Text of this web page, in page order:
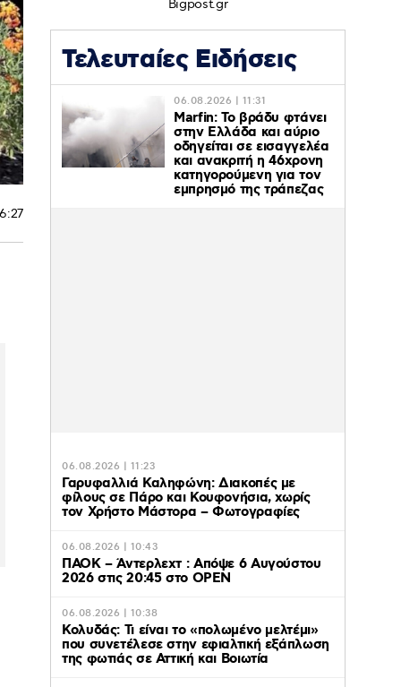
Bigpost.gr
Τελευταίες Ειδήσεις
06.08.2026 | 11:31
Marfin: Το βράδυ φτάνει
στην Ελλάδα και αύριο
οδηγείται σε εισαγγελέα
και ανακριτή η 46χρονη
κατηγορούμενη για τον
εμπρησμό της τράπεζας
06.08.2026 | 11:23
Γαρυφαλλιά Καληφώνη: Διακοπές με
φίλους σε Πάρο και Κουφονήσια, χωρίς
τον Χρήστο Μάστορα – Φωτογραφίες
06.08.2026 | 10:43
ΠΑΟΚ – Άντερλεχτ : Απόψε 6 Αυγούστου
2026 στις 20:45 στο ΟΡΕΝ
06.08.2026 | 10:38
Κολυδάς: Τι είναι το «πολωμένο μελτέμι»
που συνετέλεσε στην εφιαλτική εξάπλωση
της φωτιάς σε Αττική και Βοιωτία